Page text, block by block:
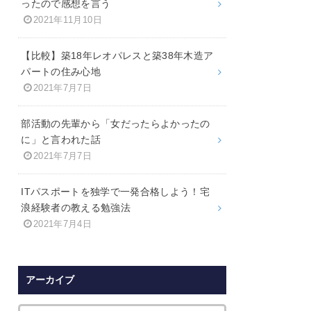
ったので感想を言う
2021年11月10日
【比較】築18年レオパレスと築38年木造ア
パートの住み心地
2021年7月7日
部活動の先輩から「女だったらよかったの
に」と言われた話
2021年7月7日
ITパスポートを独学で一発合格しよう！宅
浪経験者の教える勉強法
2021年7月4日
アーカイブ